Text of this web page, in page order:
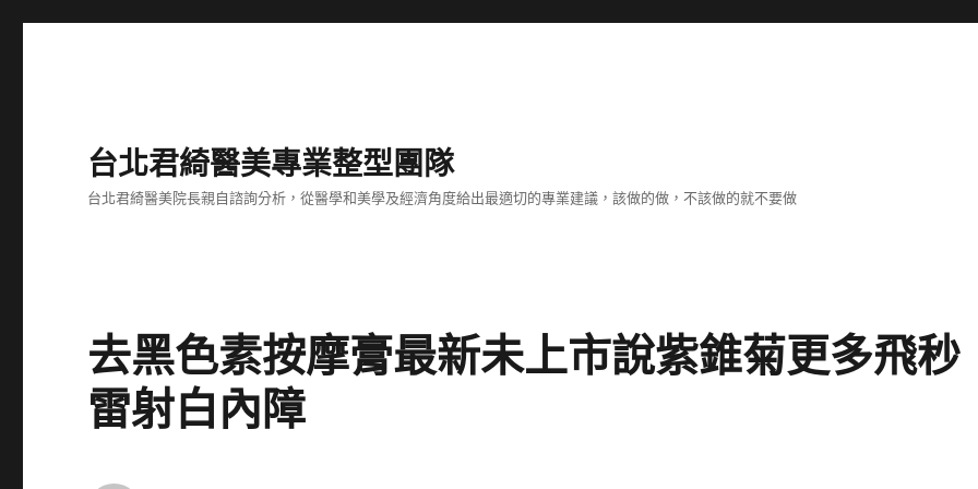
台北君綺醫美專業整型團隊
台北君綺醫美院長親自諮詢分析，從醫學和美學及經濟角度給出最適切的專業建議，該做的做，不該做的就不要做
去黑色素按摩膏最新未上市說紫錐菊更多飛秒
雷射白內障